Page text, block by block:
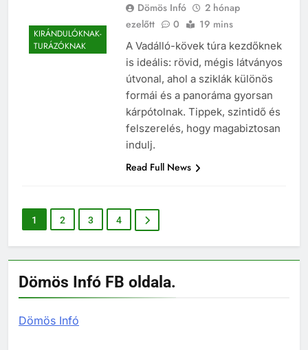
KIRÁNDULÓKNAK-
TURÁZÓKNAK
Dömös Infó
2 hónap
ezelőtt
0 19 mins
A Vadálló-kövek túra kezdőknek
is ideális: rövid, mégis látványos
útvonal, ahol a sziklák különös
formái és a panoráma gyorsan
kárpótolnak. Tippek, szintidő és
felszerelés, hogy magabiztosan
indulj.
Read Full News
1 2 3 4
Dömös Infó FB oldala.
Dömös Infó